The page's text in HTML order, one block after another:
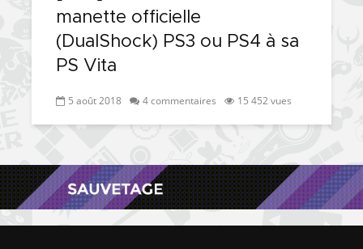
manette officielle
(DualShock) PS3 ou PS4 à sa
PS Vita
5 août 2018 4 commentaires 15 452 vues